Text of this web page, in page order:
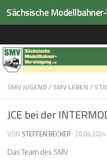
Zum Inhalt springen
SMV JUGEND/SMV LEBEN/
JCE bei der
VON STEFFEN BECKER · 20.04.2024
Das Team des SMV